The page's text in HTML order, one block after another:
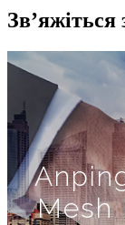
Mesh